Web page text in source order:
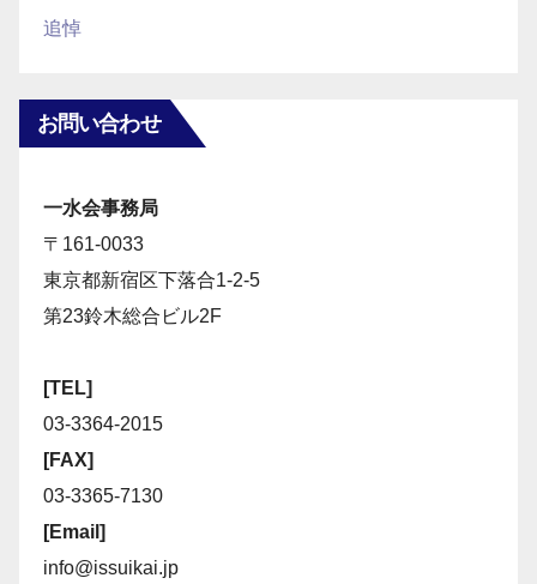
追悼
お問い合わせ
一水会事務局
〒161-0033
東京都新宿区下落合1-2-5
第23鈴木総合ビル2F
[TEL]
03-3364-2015
[FAX]
03-3365-7130
[Email]
info@issuikai.jp